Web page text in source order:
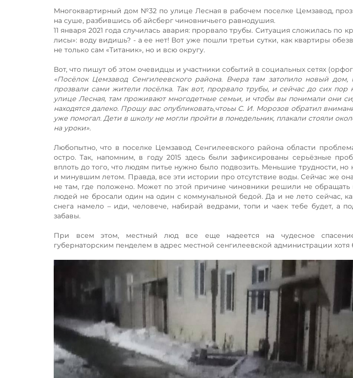
Многоквартирный дом №32 по улице Лесная в рабочем поселке Цемзавод,
на суше, разбившись об айсберг чиновничьего равнодушия.
11 января 2021 года случилась авария: прорвало трубы. Ситуация сложилась по
лисы»: воду видишь? - а ее нет! Вот уже пошли третьи сутки, как квартиры
не только сам «Титаник», но и всю округу.
Вот, что пишут об этом очевидцы и участники событий в социальных сетях
«Посёлок Цемзавод Сенгилеевского района. Вчера там затопило новый дом,
прозвали сами жители посёлка. Так вот, прорвало трубы, и сейчас до сих
улице Лесная, там проживают многодетные семьи, и чтобы вы понимали они
находятся далеко. Прошу вас опубликовать,чтоьы С. И. Морозов обратил
уже помогал.Дети в школу не могли пройти в понедельник, плакали стояли
на уроки».
Любопытно, что в поселке Цемзавод Сенгилеевского района области
остро. Так, напомним, в году 2015 здесь были зафиксированы серьёзные
вплоть до того, что людям питье нужно было подвозить. Меньшие трудности,
и минувшим летом. Правда, все эти истории про отсутствие воды. Сейчас же
не там, где положено. Может по этой причине чиновники решили не
людей не бросали один на один с коммунальной бедой. Да и не лето сейчас,
снега намело – иди, человече, набирай ведрами, топи и чаек тебе будет, а
забавы.
При всем этом, местный люд все еще надеется на чудесное
губернаторским пенделем в адрес местной сенгилеевской администрации хотя